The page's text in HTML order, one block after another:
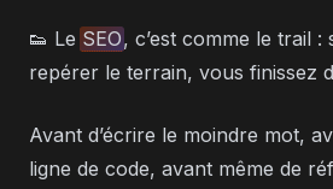
👟 Le SEO, c’est comme le trail
repérer le terrain, vous finissez
Avant d’écrire le moindre mot,
ligne de code, avant même de